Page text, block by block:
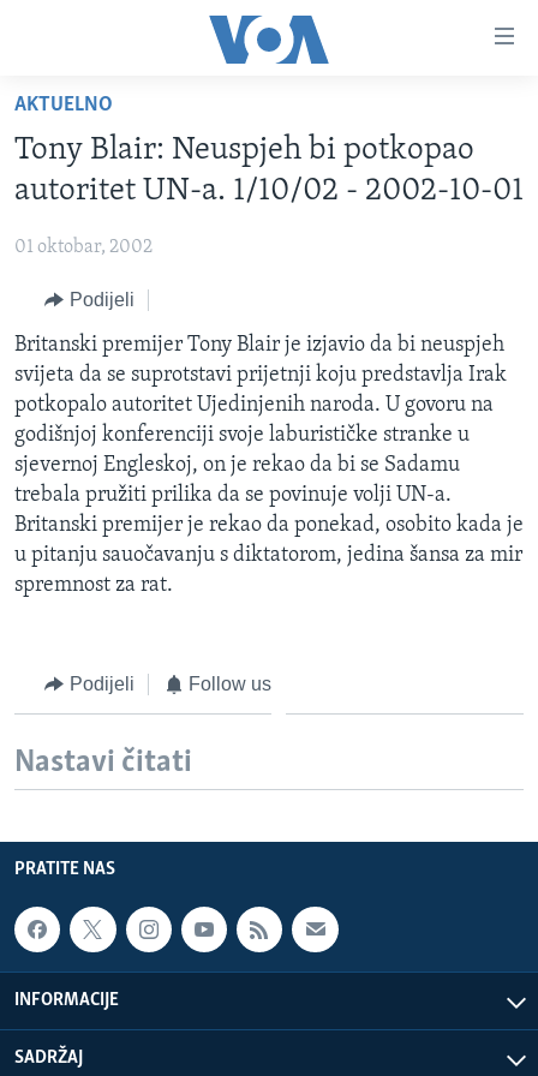
glavni
sadržaj
na
glavnu
pretragu
TV PROGRAM
VIDEO
VIJESTI
SJEDINJENE AMERIČKE DRŽAVE
BOSNA I HERCEGOVINA
NAUKA I TEHNOLOGIJA
SPECIJALNI PROJEKTI
KORUPCIJA
SLOBODA MEDIJA
ŽENSKA STRANA
IZBJEGLIČKA STRANA
MAGAZIN
O GLASU AMERIKE
Jezici
AKTUELNO
Tony Blair: Neuspjeh bi potkopao
autoritet UN-a. 1/10/02 - 2002-10-01
01 oktobar, 2002
Podijeli
Britanski premijer Tony Blair je izjavio da bi neuspjeh
svijeta da se suprotstavi prijetnji koju predstavlja Irak
potkopalo autoritet Ujedinjenih naroda. U govoru na
godišnjoj konferenciji svoje laburističke stranke u
sjevernoj Engleskoj, on je rekao da bi se Sadamu
trebala pružiti prilika da se povinuje volji UN-a.
Britanski premijer je rekao da ponekad, osobito kada je
u pitanju sauočavanju s diktatorom, jedina šansa za mir
spremnost za rat.
Podijeli Follow us
Nastavi čitati
PRATITE NAS
INFORMACIJE
SADRŽAJ